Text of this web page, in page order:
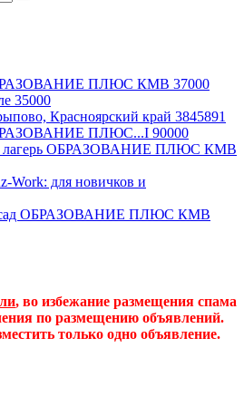
ПЛЮС КМВ 37000
35000
Красноярский край 3845891
ПЛЮС...I 90000
лагерь ОБРАЗОВАНИЕ ПЛЮС КМВ
Work: для новичков и
сад ОБРАЗОВАНИЕ ПЛЮС КМВ
, во избежание размещения спама
по размещению объявлений.
только одно объявление.